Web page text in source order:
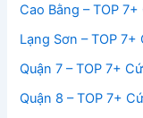
Cao Bằng – TOP
Lạng Sơn – TOP
Quận 7 – TOP 7+
Quận 8 – TOP 7+